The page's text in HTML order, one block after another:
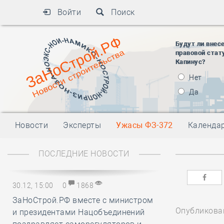
Войти Поиск
Будут ли
правовой
Капинус?
Нет
Да
Новости Эксперты Ужасы ФЗ-372
ПОСЛЕДНИЕ НОВОСТИ
30.12, 15:00 0 1868
ЗаНоСтрой.РФ вместе с министром
и президентами Нацобъединений